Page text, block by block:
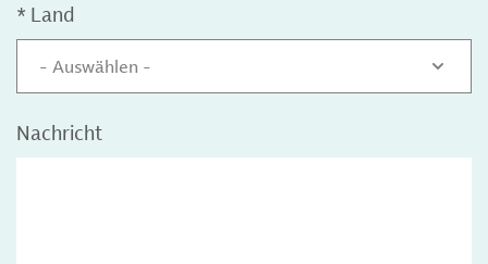
* Land
- Auswählen -
Nachricht